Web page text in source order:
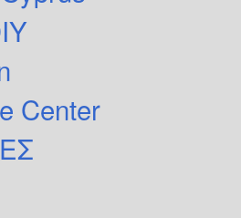
Center